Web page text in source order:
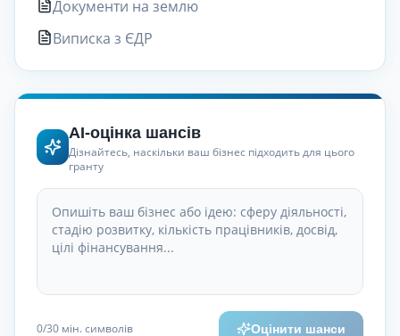
Документи на землю
Виписка з ЄДР
AI-оцінка шансів
Дізнайтесь, наскільки ваш бізнес підходить для цього
гранту
0/30 мін. символів Оцінити шанси